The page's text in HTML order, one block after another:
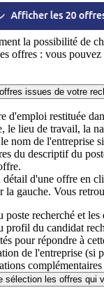
la possibilité de
offres : vous
issues de votre
d'emploi restituée
le lieu de travail, la
nom de l'entreprise
du descriptif du
détail d'une offre en
la gauche. Vous
poste recherché et les
profil du candidat
pour répondre à
de l'entreprise (si
complémentaires
sélection les offres qui